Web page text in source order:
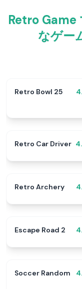
Retro Game
なゲー
Retro Bowl 25
Retro Car Driver
Retro Archery
Escape Road 2
Soccer Random